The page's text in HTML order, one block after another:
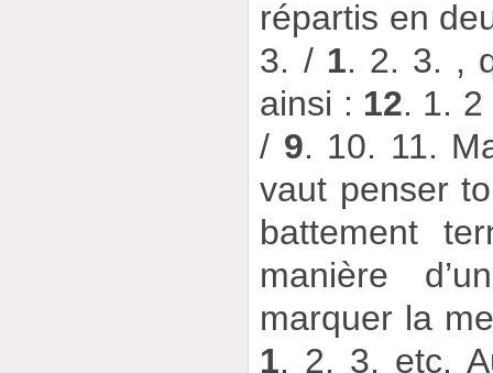
répartis en
3. / 1. 2. 3. ,
ainsi : 12. 1.
/ 9. 10. 11.
vaut penser
battement
manière
marquer la
1. 2. 3, etc.